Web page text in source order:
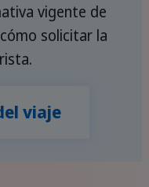
vigente de
solicitar la
viaje